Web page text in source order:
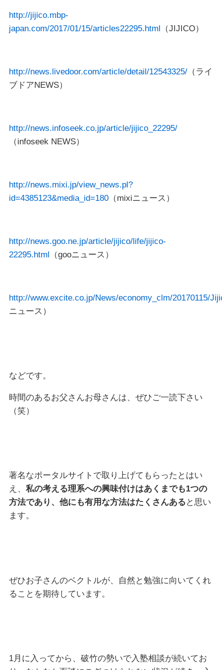
http://jijico.mbp-
japan.com/2017/01/15/articles22295.html
（JIJICO）
http://news.livedoor.com/article/detail/12543325/（ライ
ブドアNEWS）
http://news.infoseek.co.jp/article/jijico_22295/
（infoseek NEWS）
http://news.mixi.jp/view_news.pl?
id=4385123&media_id=180（mixiニュース）
http://news.goo.ne.jp/article/jijico/life/jijico-
22295.html （gooニュース）
http://www.excite.co.jp/News/economy_clm/20170115/
ニュース）
などです。
時間のあるお父さんお母さんは、ぜひご一読下さい
（笑）
著名なポータルサイトで取り上げてもらったとはい
え、 私の考える理系への興味付けはあくまでも1つの
方法であり、他にも有用な方法はたくさんある と思い
ます。
ぜひお子さんのベクトルが、自然と勉強に向いてくれ
ることを期待しています。
1月に入ってから、破竹の勢いで入塾相談が続いてお